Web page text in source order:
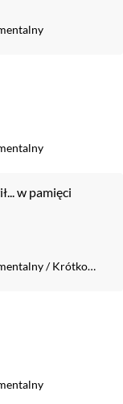
w pamięci
/Krótkometrażowy